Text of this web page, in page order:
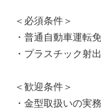
＜必須条件＞
・普通自動車運転
・プラスチック射
＜歓迎条件＞
・金型取扱いの実